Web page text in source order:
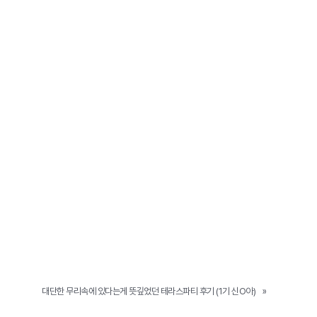
대단한 무리속에 있다는게 뜻깊었던 테라스파티 후기 (1기 신O아) »